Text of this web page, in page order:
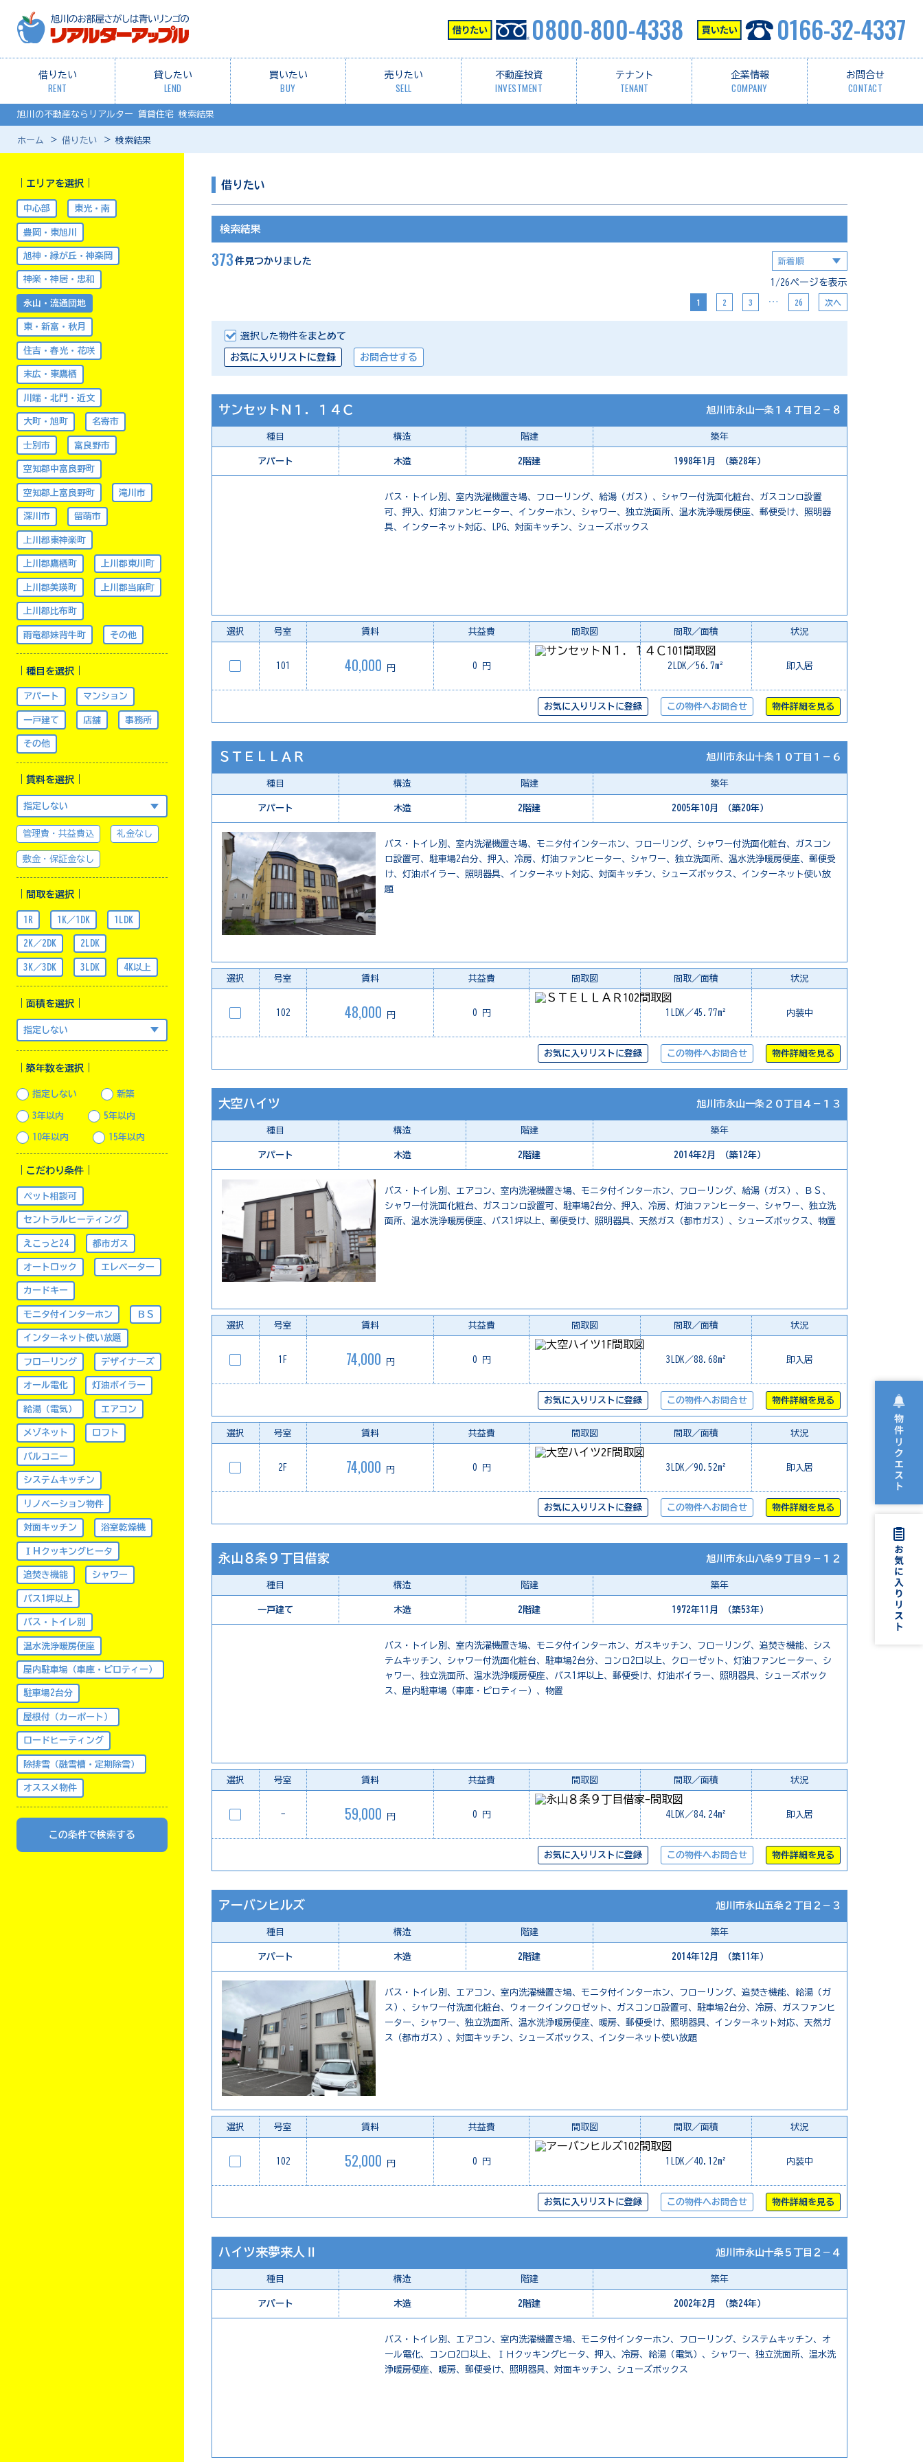
借りたい
RENT
貸したい
LEND
買いたい
BUY
売りたい
SELL
不動産投資
INVESTMENT
テナント
TENANT
企業情報
COMPANY
お問合せ
CONTACT
0800-800-4338 0166-32-4337
旭川の不動産ならリアルター 賃貸住宅 検索結果
ホーム 借りたい 検索結果
｜エリアを選択｜
中心部 東光・南
豊岡・東旭川
旭神・緑が丘・神楽岡
神楽・神居・忠和
永山・流通団地
東・新富・秋月
住吉・春光・花咲
末広・東鷹栖
川端・北門・近文
大町・旭町 名寄市
士別市 富良野市
空知郡中富良野町
空知郡上富良野町 滝川市
深川市 留萌市
上川郡東神楽町
上川郡鷹栖町 上川郡東川町
上川郡美瑛町 上川郡当麻町
上川郡比布町
雨竜郡妹背牛町 その他
｜種目を選択｜
アパート マンション
一戸建て 店舗 事務所
その他
｜賃料を選択｜
管理費・共益費込 礼金なし
敷金・保証金なし
｜間取を選択｜
1R 1K／1DK 1LDK
2K／2DK 2LDK
3K／3DK 3LDK 4K以上
｜面積を選択｜
｜築年数を選択｜
指定しない 新築
3年以内 5年以内
10年以内 15年以内
｜こだわり条件｜
ペット相談可
セントラルヒーティング
えこっと24 都市ガス
オートロック エレベーター
カードキー
モニタ付インターホン ＢＳ
インターネット使い放題
フローリング デザイナーズ
オール電化 灯油ボイラー
給湯（電気） エアコン
メゾネット ロフト
バルコニー
システムキッチン
リノベーション物件
対面キッチン 浴室乾燥機
ＩＨクッキングヒータ
追焚き機能 シャワー
バス1坪以上
バス・トイレ別
温水洗浄暖房便座
屋内駐車場（車庫・ピロティー）
駐車場2台分
屋根付（カーポート）
ロードヒーティング
除排雪（融雪槽・定期除雪）
オススメ物件
この条件で検索する
借りたい
検索結果
373 件見つかりました
1/26ページを表示
1 2 3 … 26 次へ
選択した物件をまとめて
お気に入りリストに登録 お問合せする
サンセットＮ１．１４Ｃ 旭川市永山一条１４丁目２－８
種目 構造 階建 築年
アパート 木造 2階建 1998年1月 （築28年）
バス・トイレ別、室内洗濯機置き場、フローリング、給湯（ガス）、シャワー付洗面化粧台、ガスコンロ設置
可、押入、灯油ファンヒーター、インターホン、シャワー、独立洗面所、温水洗浄暖房便座、郵便受け、照明器
具、インターネット対応、LPG、対面キッチン、シューズボックス
選択 号室 賃料 共益費 間取図 間取／面積 状況
101 40,000 円 0 円 2LDK／56.7m² 即入居
お気に入りリストに登録 この物件へお問合せ 物件詳細を見る
ＳＴＥＬＬＡＲ 旭川市永山十条１０丁目１－６
種目 構造 階建 築年
アパート 木造 2階建 2005年10月 （築20年）
バス・トイレ別、室内洗濯機置き場、モニタ付インターホン、フローリング、シャワー付洗面化粧台、ガスコン
ロ設置可、駐車場2台分、押入、冷房、灯油ファンヒーター、シャワー、独立洗面所、温水洗浄暖房便座、郵便受
け、灯油ボイラー、照明器具、インターネット対応、対面キッチン、シューズボックス、インターネット使い放
題
選択 号室 賃料 共益費 間取図 間取／面積 状況
102 48,000 円 0 円 1LDK／45.77m² 内装中
お気に入りリストに登録 この物件へお問合せ 物件詳細を見る
大空ハイツ 旭川市永山一条２０丁目４－１３
種目 構造 階建 築年
アパート 木造 2階建 2014年2月 （築12年）
バス・トイレ別、エアコン、室内洗濯機置き場、モニタ付インターホン、フローリング、給湯（ガス）、ＢＳ、
シャワー付洗面化粧台、ガスコンロ設置可、駐車場2台分、押入、冷房、灯油ファンヒーター、シャワー、独立洗
面所、温水洗浄暖房便座、バス1坪以上、郵便受け、照明器具、天然ガス（都市ガス）、シューズボックス、物置
選択 号室 賃料 共益費 間取図 間取／面積 状況
1F 74,000 円 0 円 3LDK／88.68m² 即入居
お気に入りリストに登録 この物件へお問合せ 物件詳細を見る
選択 号室 賃料 共益費 間取図 間取／面積 状況
2F 74,000 円 0 円 3LDK／90.52m² 即入居
お気に入りリストに登録 この物件へお問合せ 物件詳細を見る
永山８条９丁目借家 旭川市永山八条９丁目９－１２
種目 構造 階建 築年
一戸建て 木造 2階建 1972年11月 （築53年）
バス・トイレ別、室内洗濯機置き場、モニタ付インターホン、ガスキッチン、フローリング、追焚き機能、シス
テムキッチン、シャワー付洗面化粧台、駐車場2台分、コンロ2口以上、クローゼット、灯油ファンヒーター、シ
ャワー、独立洗面所、温水洗浄暖房便座、バス1坪以上、郵便受け、灯油ボイラー、照明器具、シューズボック
ス、屋内駐車場（車庫・ピロティー）、物置
選択 号室 賃料 共益費 間取図 間取／面積 状況
- 59,000 円 0 円 4LDK／84.24m² 即入居
お気に入りリストに登録 この物件へお問合せ 物件詳細を見る
アーバンヒルズ 旭川市永山五条２丁目２－３
種目 構造 階建 築年
アパート 木造 2階建 2014年12月 （築11年）
バス・トイレ別、エアコン、室内洗濯機置き場、モニタ付インターホン、フローリング、追焚き機能、給湯（ガ
ス）、シャワー付洗面化粧台、ウォークインクロゼット、ガスコンロ設置可、駐車場2台分、冷房、ガスファンヒ
ーター、シャワー、独立洗面所、温水洗浄暖房便座、暖房、郵便受け、照明器具、インターネット対応、天然ガ
ス（都市ガス）、対面キッチン、シューズボックス、インターネット使い放題
選択 号室 賃料 共益費 間取図 間取／面積 状況
102 52,000 円 0 円 1LDK／40.12m² 内装中
お気に入りリストに登録 この物件へお問合せ 物件詳細を見る
ハイツ来夢来人Ⅱ 旭川市永山十条５丁目２－４
種目 構造 階建 築年
アパート 木造 2階建 2002年2月 （築24年）
バス・トイレ別、エアコン、室内洗濯機置き場、モニタ付インターホン、フローリング、システムキッチン、オ
ール電化、コンロ2口以上、ＩＨクッキングヒータ、押入、冷房、給湯（電気）、シャワー、独立洗面所、温水洗
浄暖房便座、暖房、郵便受け、照明器具、対面キッチン、シューズボックス